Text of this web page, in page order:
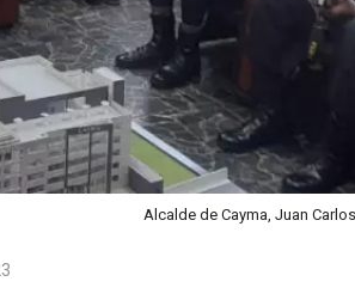
Alcalde de Cayma, Juan